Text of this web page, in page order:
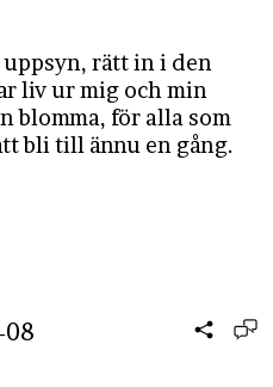
rätt in i den
liv ur mig och min
blomma, för alla som
bli till ännu en gång.
08